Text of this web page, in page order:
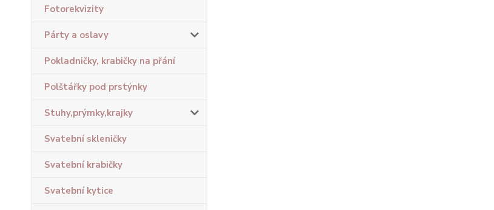
Fotorekvizity
Párty a oslavy
Pokladničky, krabičky na přání
Polštářky pod prstýnky
Stuhy,prýmky,krajky
Svatební skleničky
Svatební krabičky
Svatební kytice